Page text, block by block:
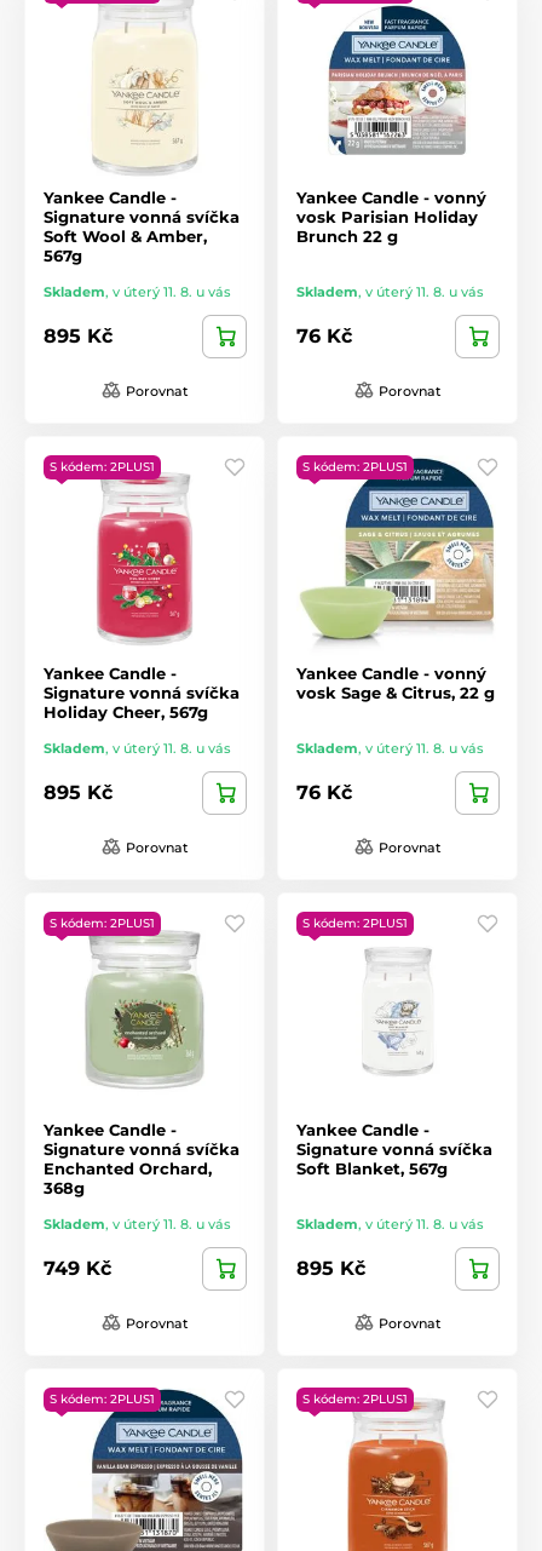
Yankee Candle -
Signature vonná svíčka
Soft Wool & Amber,
567g
Skladem, v úterý 11. 8. u vás
895 Kč
Porovnat
Yankee Candle - vonný
vosk Parisian Holiday
Brunch 22 g
Skladem, v úterý 11. 8. u vás
76 Kč
Porovnat
S kódem: 2PLUS1
Yankee Candle -
Signature vonná svíčka
Holiday Cheer, 567g
Skladem, v úterý 11. 8. u vás
895 Kč
Porovnat
S kódem: 2PLUS1
Yankee Candle - vonný
vosk Sage & Citrus, 22 g
Skladem, v úterý 11. 8. u vás
76 Kč
Porovnat
S kódem: 2PLUS1
Yankee Candle -
Signature vonná svíčka
Enchanted Orchard,
368g
Skladem, v úterý 11. 8. u vás
749 Kč
Porovnat
S kódem: 2PLUS1
Yankee Candle -
Signature vonná svíčka
Soft Blanket, 567g
Skladem, v úterý 11. 8. u vás
895 Kč
Porovnat
S kódem: 2PLUS1 S kódem: 2PLUS1